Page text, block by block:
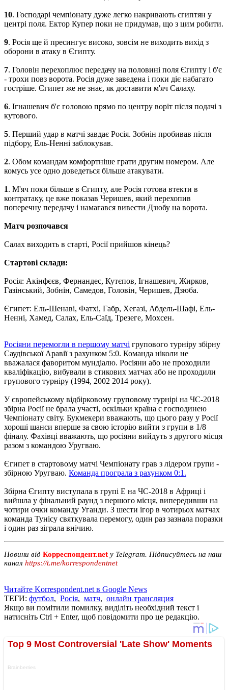
10. Господарі чемпіонату дуже легко накривають єгиптян у
центрі поля. Ектор Купер поки не придумав, що з цим робити.
9. Росія ще й пресингує високо, зовсім не виходить вихід з
оборони в атаку в Єгипту.
7. Головін перехоплює передачу на половині поля Єгипту і б'є
- трохи повз ворота. Росія дуже заведена і поки діє набагато
гостріше. Єгипет же не знає, як доставити м'яч Салаху.
6. Ігнашевич б'є головою прямо по центру воріт після подачі з
кутового.
5. Перший удар в матчі завдає Росія. Зобнін пробивав після
підбору, Ель-Ненні заблокував.
2. Обом командам комфортніше грати другим номером. Але
комусь усе одно доведеться більше атакувати.
1. М'яч поки більше в Єгипту, але Росія готова втекти в
контратаку, це вже показав Черишев, який перехопив
поперечну передачу і намагався вивести Дзюбу на ворота.
Матч розпочався
Салах виходить в старті, Росії прийшов кінець?
Стартові склади:
Росія: Акінфєєв, Фернандес, Кутєпов, Ігнашевич, Жирков,
Газінський, Зобнін, Самедов, Головін, Черишев, Дзюба.
Єгипет: Ель-Шенаві, Фатхі, Габр, Хегазі, Абдель-Шафі, Ель-
Ненні, Хамед, Салах, Ель-Саїд, Трезеге, Мохсен.
Росіяни перемогли в першому матчі групового турніру збірну
Саудівської Аравії з рахунком 5:0. Команда ніколи не
вважалася фаворитом мундіалю. Росіяни або не проходили
кваліфікацію, вибували в стикових матчах або не проходили
групового турніру (1994, 2002 2014 року).
У європейському відбірковому груповому турнірі на ЧС-2018
збірна Росії не брала участі, оскільки країна є господинею
Чемпіонату світу. Букмекери вважають, що цього разу у Росії
хороші шанси вперше за свою історію вийти з групи в 1/8
фіналу. Фахівці вважають, що росіяни вийдуть з другого місця
разом з командою Уругваю.
Єгипет в стартовому матчі Чемпіонату грав з лідером групи -
збірною Уругваю. Команда програла з рахунком 0:1.
Збірна Єгипту виступала в групі Е на ЧС-2018 в Африці і
вийшла у фінальний раунд з першого місця, випередивши на
чотири очки команду Уганди. З шести ігор в чотирьох матчах
команда Тунісу святкувала перемогу, один раз зазнала поразки
і один раз зіграла внічию.
Новини від Корреспондент.net у Telegram. Підписуйтесь на наш
канал https://t.me/korrespondentnet
Читайте Korrespondent.net в Google News
ТЕГИ: футбол, Росія, матч, онлайн трансляция
Якщо ви помітили помилку, виділіть необхідний текст і
натисніть Ctrl + Enter, щоб повідомити про це редакцію.